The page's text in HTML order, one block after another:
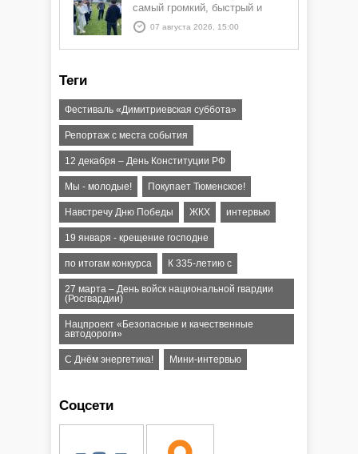
самый громкий, быстрый и
азартный час дня — Спортчас
07 августа 2026, 15:00
Теги
Фестиваль «Димитриевская суббота»
Репортаж с места события
12 декабря – День Конституции РФ
Мы - молодые! Покупает Тюменское!
Навстречу Дню Победы ЖКХ интервью
19 января - крещение господне
по итогам конкурса К 335-летию с
27 марта – День войск национальной гвардии
(Росгвардии)
Нацпроект «Безопасные и качественные
автодороги»
С Днём энергетика! Мини-интервью
Соцсети